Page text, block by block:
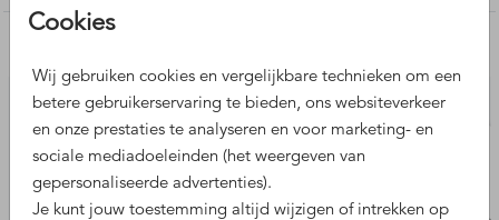
Cookies
Wij gebruiken cookies en vergelijkbare technieken om een
betere gebruikerservaring te bieden, ons websiteverkeer
en onze prestaties te analyseren en voor marketing- en
sociale mediadoeleinden (het weergeven van
gepersonaliseerde advertenties).
Je kunt jouw toestemming altijd wijzigen of intrekken op